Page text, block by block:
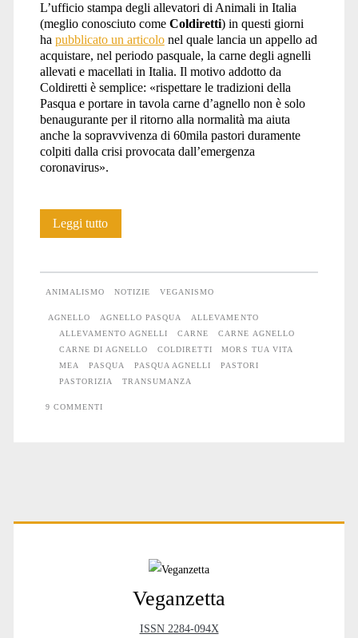
L’ufficio stampa degli allevatori di Animali in Italia
(meglio conosciuto come Coldiretti) in questi giorni
ha pubblicato un articolonel quale lancia un appello ad
acquistare, nel periodo pasquale, la carne degli agnelli
allevati e macellati in Italia. Il motivo addotto da
Coldiretti è semplice: «rispettare le tradizioni della
Pasqua e portare in tavola carne d’agnello non è solo
benaugurante per il ritorno alla normalità ma aiuta
anche la sopravvivenza di 60mila pastori duramente
colpiti dalla crisi provocata dall’emergenza
coronavirus».
Leggi tuttoMors
virus,
pastori
ANIMALISMO NOTIZIE VEGANISMO
AGNELLO AGNELLO PASQUA
ALLEVAMENTO
ALLEVAMENTO AGNELLI
CARNE
CARNE AGNELLO
CARNE DI AGNELLO
COLDIRETTI
MORS TUA VITA
MEA
PASQUA PASQUA AGNELLI
PASTORI
PASTORIZIA
TRANSUMANZA
9 COMMENTI
Primary
Veganzetta
ISSN 2284-094X